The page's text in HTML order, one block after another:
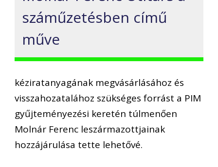
száműzetésben című
műve
kéziratanyagának megvásárlásához és
visszahozatalához szükséges forrást a PIM
gyűjteményezési keretén túlmenően
Molnár Ferenc leszármazottjainak
hozzájárulása tette lehetővé.